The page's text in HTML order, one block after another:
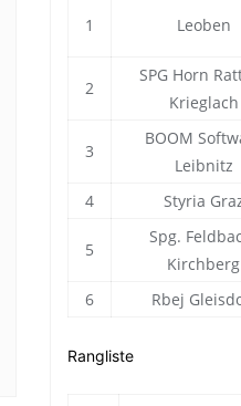
1 Leoben
2
SPG Horn
Krieglach
3
BOOM
Leibnitz
4 Styria
5
Spg.
Kirchberg
6 Rbej
Rangliste